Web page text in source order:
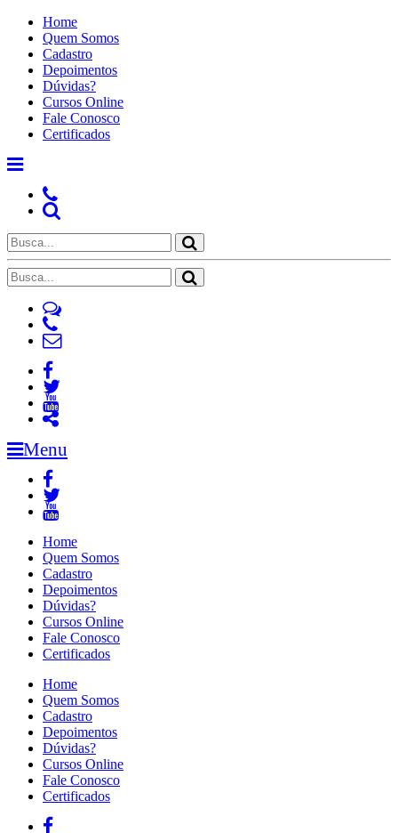
Home
Quem Somos
Cadastro
Depoimentos
Dúvidas?
Cursos Online
Fale Conosco
Certificados
Menu
Home
Quem Somos
Cadastro
Depoimentos
Dúvidas?
Cursos Online
Fale Conosco
Certificados
Home
Quem Somos
Cadastro
Depoimentos
Dúvidas?
Cursos Online
Fale Conosco
Certificados